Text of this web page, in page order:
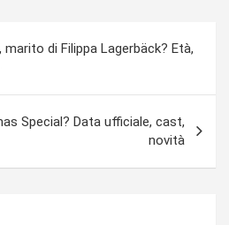
marito di Filippa Lagerbäck? Età,
Special? Data ufficiale, cast,
novità